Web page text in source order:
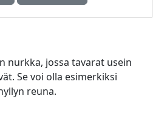
nurkka, jossa tavarat usein
Se voi olla esimerkiksi
reuna.